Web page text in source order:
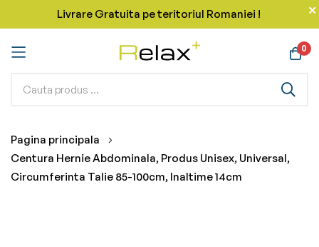
Livrare Gratuita pe teritoriul Romaniei !
0
Mergeti
la
Continut
Pagina principala
Centura Hernie Abdominala, Produs Unisex, Universal,
Circumferinta Talie 85-100cm, Inaltime 14cm